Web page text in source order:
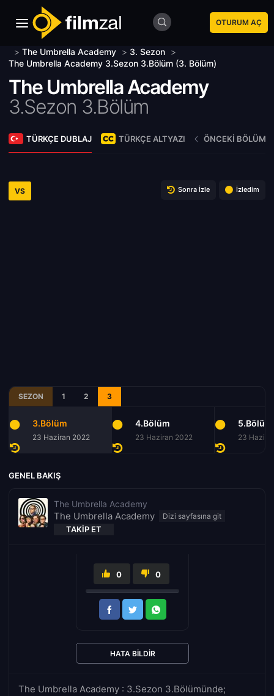
OTURUM AÇ
> The Umbrella Academy > 3. Sezon >
The Umbrella Academy 3.Sezon 3.Bölüm (3. Bölüm)
The Umbrella Academy
3.Sezon 3.Bölüm
TÜRKÇE DUBLAJ TÜRKÇE ALTYAZI ÖNCEKI BÖLÜM
VS Sonra İzle İzledim
SEZON 1 2 3
3.Bölüm
23 Haziran 2022
4.Bölüm
23 Haziran 2022
5.Bölüm
23
GENEL BAKIŞ
The Umbrella Academy
The Umbrella Academy
TAKIP ET
The Umbrella Academy : 3.Sezon 3.Bölümünde;
0 0
HATA BILDIR